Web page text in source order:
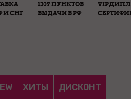
И СНГ
1307 ПУНКТОВ
ВЫДАЧИ В РФ
VIP
ХИТЫ ДИСКОНТ